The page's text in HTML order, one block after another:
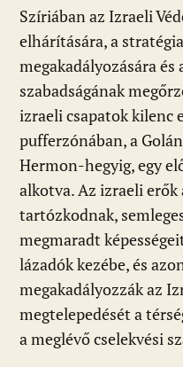
Szíriában az Izraeli
elhárítására, a
megakadályozására és
szabadságának
izraeli csapatok kilenc
pufferzónában, a
Hermon-hegyig, egy
alkotva. Az izraeli
tartózkodnak,
megmaradt
lázadók kezébe, és
megakadályozzák az
megtelepedését a
a meglévő cselekvési